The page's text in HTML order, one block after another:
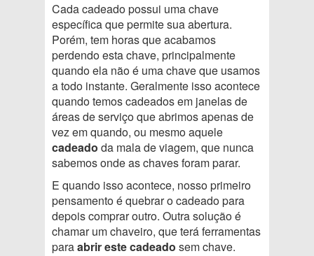
Cada cadeado possui uma chave
específica que permite sua abertura.
Porém, tem horas que acabamos
perdendo esta chave, principalmente
quando ela não é uma chave que usamos
a todo instante. Geralmente isso acontece
quando temos cadeados em janelas de
áreas de serviço que abrimos apenas de
vez em quando, ou mesmo aquele
cadeado da mala de viagem, que nunca
sabemos onde as chaves foram parar.
E quando isso acontece, nosso primeiro
pensamento é quebrar o cadeado para
depois comprar outro. Outra solução é
chamar um chaveiro, que terá ferramentas
paraabrir este cadeado sem chave.